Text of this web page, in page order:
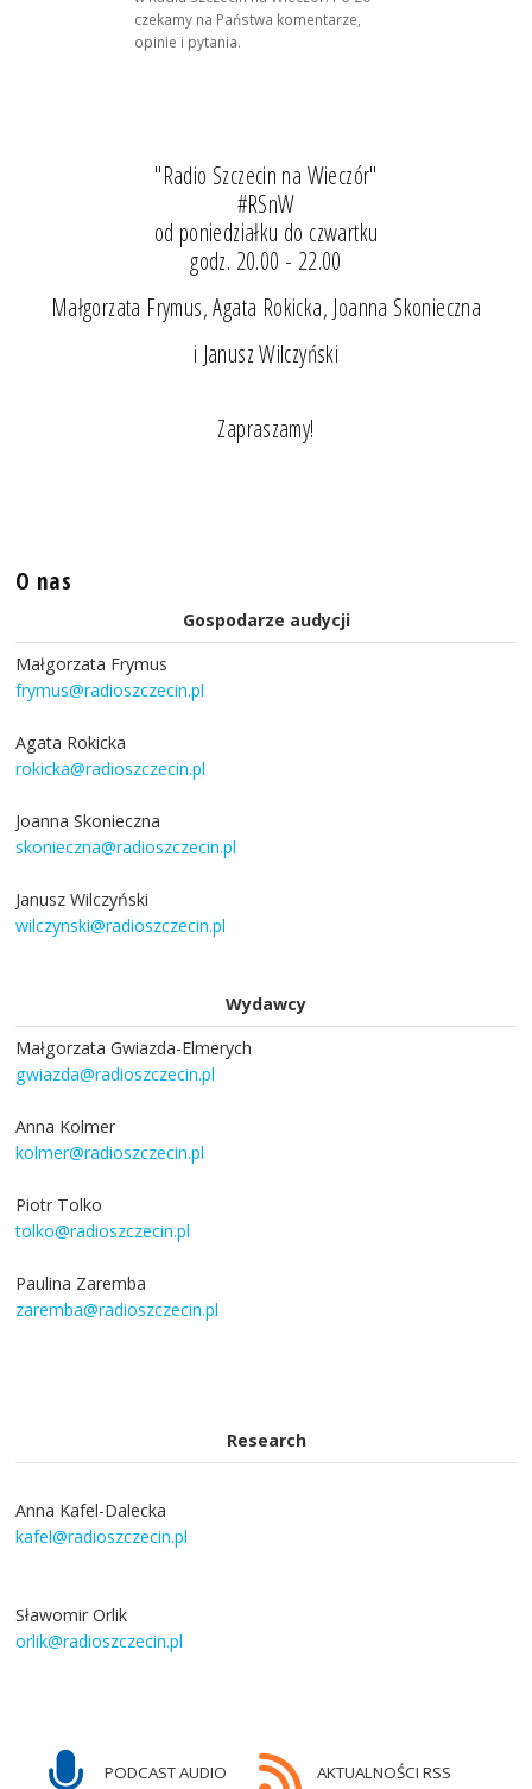
czekamy na Państwa komentarze,
opinie i pytania.
"Radio Szczecin na Wieczór"
#RSnW
od poniedziałku do czwartku
godz. 20.00 - 22.00
Małgorzata Frymus, Agata Rokicka, Joanna Skonieczna
i Janusz Wilczyński
Zapraszamy!
O nas
Gospodarze audycji
Małgorzata Frymus
frymus@radioszczecin.pl
Agata Rokicka
rokicka@radioszczecin.pl
Joanna Skonieczna
skonieczna@radioszczecin.pl
Janusz Wilczyński
wilczynski@radioszczecin.pl
Wydawcy
Małgorzata Gwiazda-Elmerych
gwiazda@radioszczecin.pl
Anna Kolmer
kolmer@radioszczecin.pl
Piotr Tolko
tolko@radioszczecin.pl
Paulina Zaremba
zaremba@radioszczecin.pl
Research
Anna Kafel-Dalecka
kafel@radioszczecin.pl
Sławomir Orlik
orlik@radioszczecin.pl
PODCAST AUDIO AKTUALNOŚCI RSS